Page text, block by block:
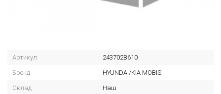
Артикул 243702B610
Бренд HYUNDAI/KIA MOBIS
Склад Наш